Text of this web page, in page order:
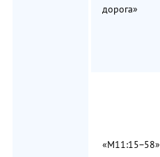
дорога»
«М11:15−58»